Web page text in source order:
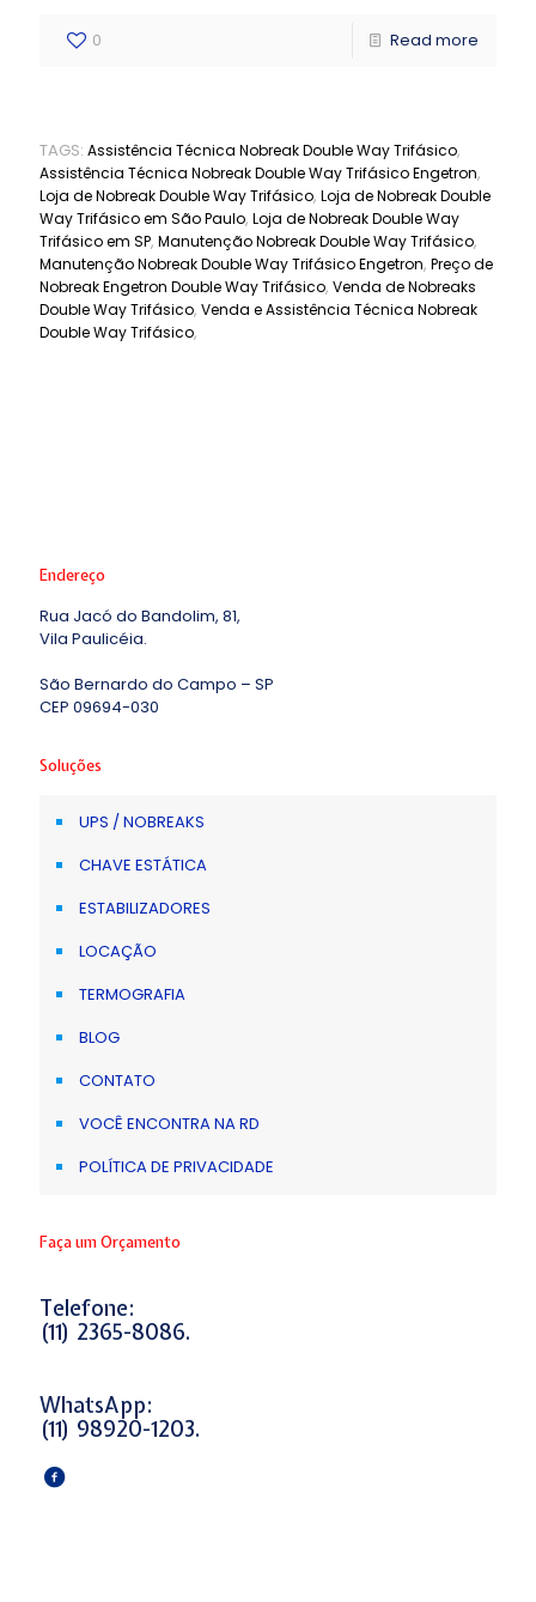
0 Read more
TAGS: Assistência Técnica Nobreak Double Way Trifásico,
Assistência Técnica Nobreak Double Way Trifásico Engetron,
Loja de Nobreak Double Way Trifásico, Loja de Nobreak Double
Way Trifásico em São Paulo, Loja de Nobreak Double Way
Trifásico em SP, Manutenção Nobreak Double Way Trifásico,
Manutenção Nobreak Double Way Trifásico Engetron, Preço de
Nobreak Engetron Double Way Trifásico, Venda de Nobreaks
Double Way Trifásico, Venda e Assistência Técnica Nobreak
Double Way Trifásico,
Endereço
Rua Jacó do Bandolim, 81,
Vila Paulicéia.
São Bernardo do Campo – SP
CEP 09694-030
Soluções
UPS / NOBREAKS
CHAVE ESTÁTICA
ESTABILIZADORES
LOCAÇÃO
TERMOGRAFIA
BLOG
CONTATO
VOCÊ ENCONTRA NA RD
POLÍTICA DE PRIVACIDADE
Faça um Orçamento
Telefone:
(11) 2365-8086.
WhatsApp:
(11) 98920-1203.